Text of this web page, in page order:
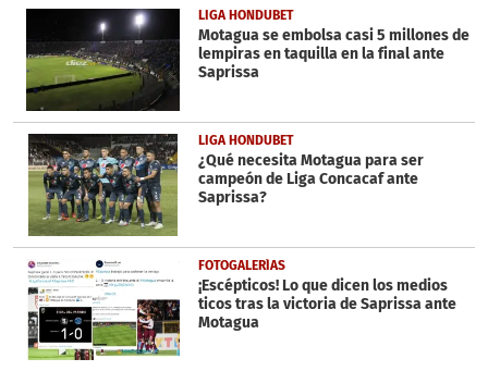
38
seconds
LIGA HONDUBET
Motagua se embolsa casi 5 millones de
lempiras en taquilla en la final ante
Saprissa
LIGA HONDUBET
¿Qué necesita Motagua para ser
campeón de Liga Concacaf ante
Saprissa?
FOTOGALERÍAS
¡Escépticos! Lo que dicen los medios
ticos tras la victoria de Saprissa ante
Motagua